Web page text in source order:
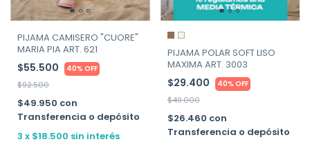
PIJAMA CAMISERO "CUORE"
MARIA PIA ART. 621
$55.500 40% OFF
$92.500
$49.950 con
Transferencia o depósito
3 x $18.500 sin interés
PIJAMA POLAR SOFT LISO
MAXIMA ART. 3003
$29.400 40% OFF
$49.000
$26.460 con
Transferencia o depósito